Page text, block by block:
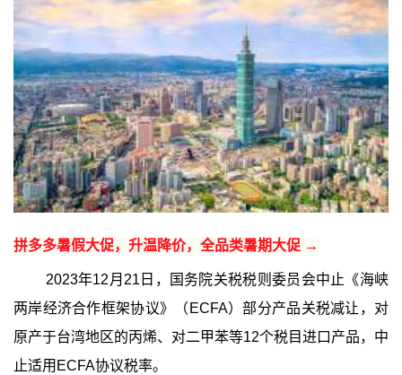
拼多多暑假大促，升温降价，全品类暑期大促 →
2023年12月21日，国务院关税税则委员会中止《海峡
两岸经济合作框架协议》（ECFA）部分产品关税减让，对
原产于台湾地区的丙烯、对二甲苯等12个税目进口产品，中
止适用ECFA协议税率。